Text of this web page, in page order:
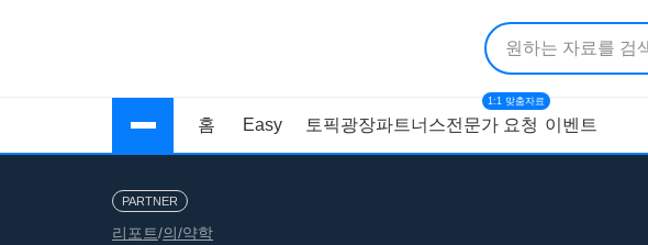
홈 Easy 토픽광장파트너스전문가 요청
1:1 맞춤자료
이벤트
PARTNER
리포트/의/약학